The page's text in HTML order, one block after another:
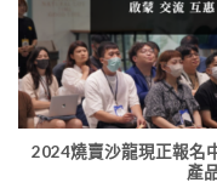
2024燒賣沙龍現正報名
產